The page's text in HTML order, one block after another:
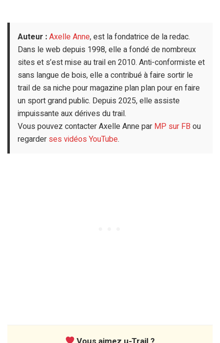
Auteur :Axelle Anne, est la fondatrice de la redac.
Dans le web depuis 1998, elle a fondé de nombreux
sites et s’est mise au trail en 2010. Anti-conformiste et
sans langue de bois, elle a contribué à faire sortir le
trail de sa niche pour magazine plan plan pour en faire
un sport grand public. Depuis 2025, elle assiste
impuissante aux dérives du trail.
Vous pouvez contacter Axelle Anne par MP sur FB ou
regarder ses vidéos YouTube.